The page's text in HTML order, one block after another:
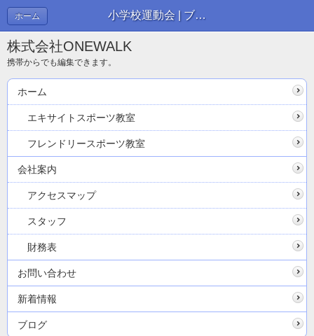
小学校運動会 | ブログ
ホーム
株式会社ONEWALK
携帯からでも編集できます。
ホーム
エキサイトスポーツ教室
フレンドリースポーツ教室
会社案内
アクセスマップ
スタッフ
財務表
お問い合わせ
新着情報
ブログ